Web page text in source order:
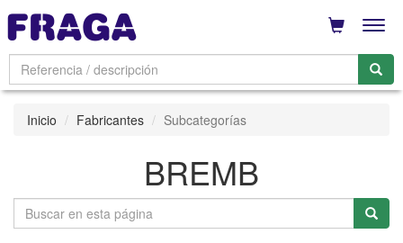
Inicio Fabricantes Subcategorías
BREMB